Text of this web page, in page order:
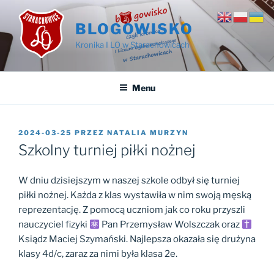
Przejdź
treści
BLOGOWISKO
Kronika I LO w Starachowicach
Menu
OPUBLIKOWANE
W
2024-03-25 PRZEZ NATALIA MURZYN
Szkolny turniej piłki nożnej
W dniu dzisiejszym w naszej szkole odbył się turniej
piłki nożnej. Każda z klas wystawiła w nim swoją męską
reprezentację. Z pomocą uczniom jak co roku przyszli
nauczyciel fizyki
Pan Przemysław Wolszczak oraz
Ksiądz Maciej Szymański. Najlepsza okazała się drużyna
klasy 4d/c, zaraz za nimi była klasa 2e.